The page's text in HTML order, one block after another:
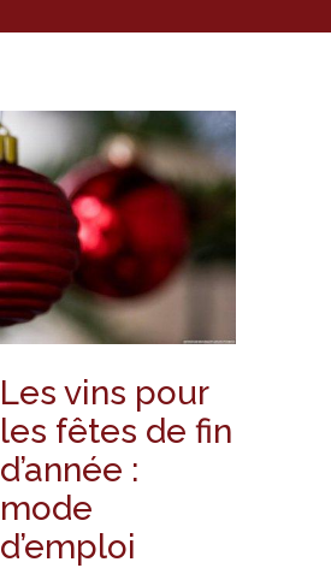
Les vins pour
les fêtes de fin
d’année :
mode
d’emploi